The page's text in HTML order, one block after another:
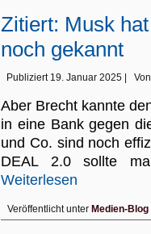
Zitiert: Musk
noch gekannt
Publiziert 19. Januar 2025 Von
Aber Brecht kannte
in eine Bank gegen
und Co. sind noch
DEAL 2.0 sollte
Weiterlesen
Veröffentlicht unter Medien-Blog